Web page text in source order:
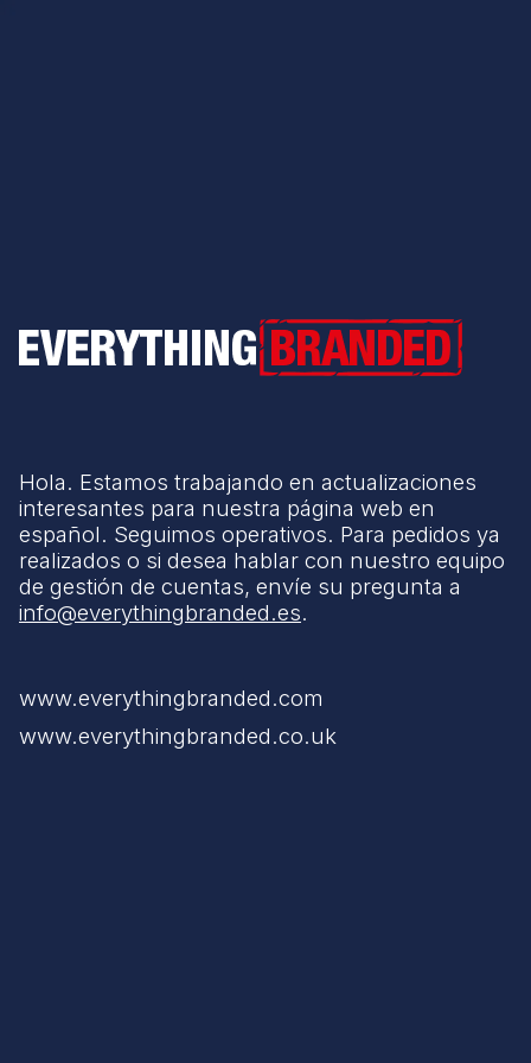
Everything Branded
Hola. Estamos trabajando en actualizaciones
interesantes para nuestra página web en
español. Seguimos operativos. Para pedidos ya
realizados o si desea hablar con nuestro equipo
de gestión de cuentas, envíe su pregunta a
info@everythingbranded.es.
www.everythingbranded.com
www.everythingbranded.co.uk